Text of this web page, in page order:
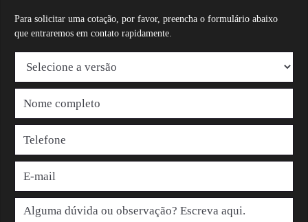
Para solicitar uma cotação, por favor, preencha o formulário abaixo
que entraremos em contato rapidamente.